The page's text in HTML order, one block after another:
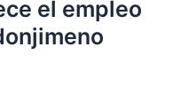
el empleo